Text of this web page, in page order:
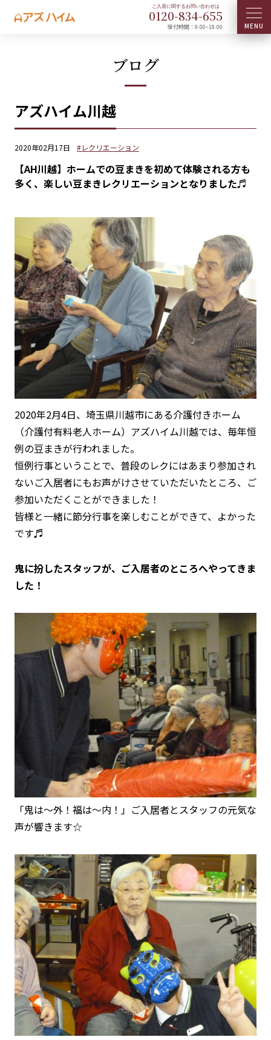
0120-834-655
受付時間：9:00~18:00
ブログ
アズハイム川越
2020年02月17日 #レクリエーション
【AH川越】ホームでの豆まきを初めて体験される方も
多く、楽しい豆まきレクリエーションとなりました♬
2020年2月4日、埼玉県川越市にある介護付きホーム
（介護付有料老人ホーム）アズハイム川越では、毎年恒
例の豆まきが行われました。
恒例行事ということで、普段のレクにはあまり参加され
ないご入居者にもお声がけさせていただいたところ、ご
参加いただくことができました！
皆様と一緒に節分行事を楽しむことができて、よかった
です♬
鬼に扮したスタッフが、ご入居者のところへやってきま
した！
「鬼は〜外！福は〜内！」ご入居者とスタッフの元気な
声が響きます☆